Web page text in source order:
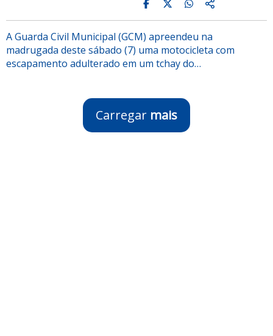
A Guarda Civil Municipal (GCM) apreendeu na
madrugada deste sábado (7) uma motocicleta com
escapamento adulterado em um tchay do…
Carregar mais